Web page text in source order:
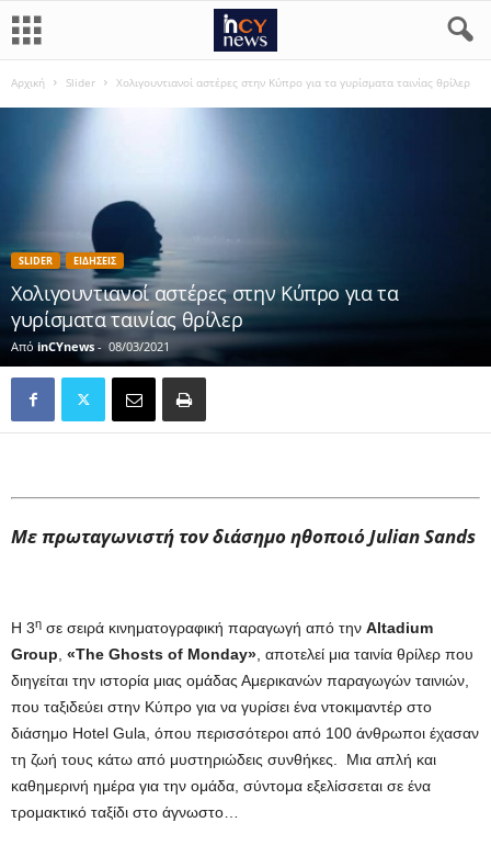
Αρχική Slider Χολιγουντιανοί αστέρες στην Κύπρο για τα γυρίσματα ταινίας θρίλερ
SLIDER ΕΙΔΗΣΕΙΣ
Χολιγουντιανοί αστέρες στην Κύπρο για τα
γυρίσματα ταινίας θρίλερ
Από inCYnews - 08/03/2021
Με πρωταγωνιστή τον διάσημο ηθοποιόJulian Sands
Η 3η σε σειρά κινηματογραφική παραγωγή από την Altadium
Group «The Ghosts of Monday» , αποτελεί μια ταινία θρίλερ που
διηγείται την ιστορία μιας ομάδας Αμερικανών παραγωγών ταινιών,
που ταξιδεύει στην Κύπρο για να γυρίσει ένα ντοκιμαντέρ στο
διάσημο Hotel Gula, όπου περισσότεροι από 100 άνθρωποι έχασαν
τη ζωή τους κάτω από μυστηριώδεις συνθήκες. Μια απλή και
καθημερινή ημέρα για την ομάδα, σύντομα εξελίσσεται σε ένα
τρομακτικό ταξίδι στο άγνωστο…